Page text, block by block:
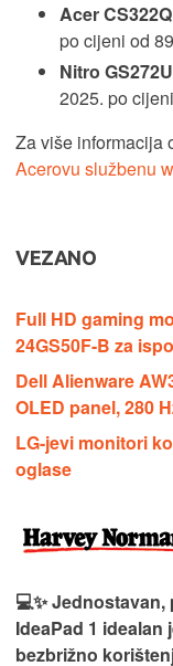
Acer
po cijeni od
Nitro
2025. po
Za više informacija
Acerovu službenu
VEZANO
Full HD gaming
24GS50F-B za
Dell Alienware
OLED panel, 280
LG-jevi monitori
oglase
💻✨
IdeaPad 1
bezbrižno